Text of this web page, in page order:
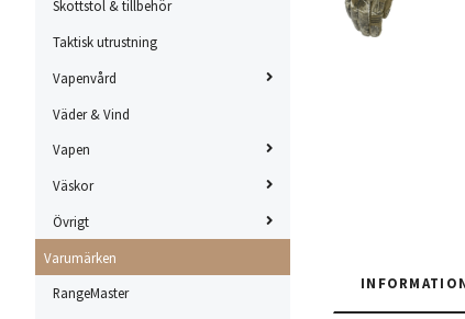
Skottstol & tillbehör
Taktisk utrustning
Vapenvård
Väder & Vind
Vapen
Väskor
Övrigt
Varumärken
RangeMaster